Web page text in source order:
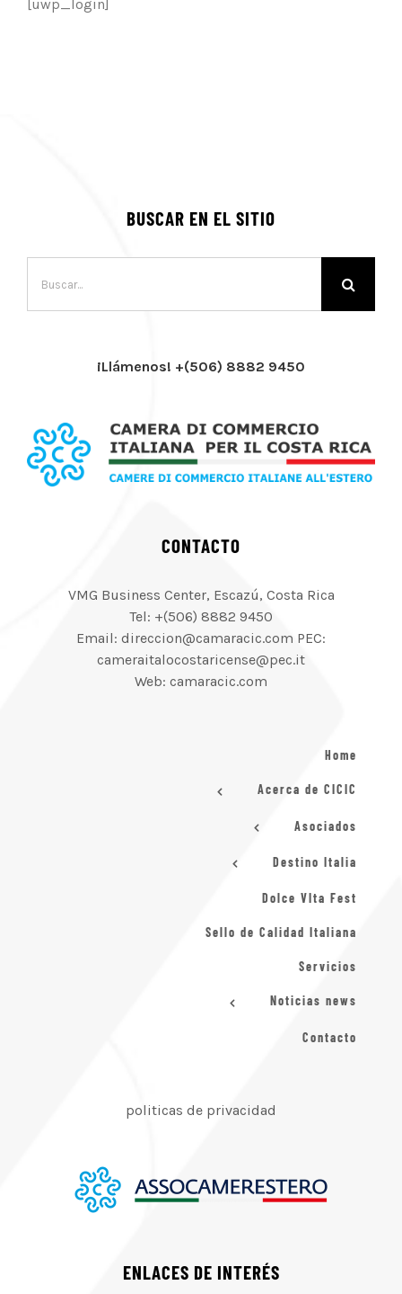
[uwp_login]
BUSCAR EN EL SITIO
¡Llámenos! +(506) 8882 9450
CONTACTO
VMG Business Center, Escazú, Costa Rica
Tel: +(506) 8882 9450
Email: direccion@camaracic.com PEC:
cameraitalocostaricense@pec.it
Web: camaracic.com
Home
Acerca de CICIC
Asociados
Destino Italia
Dolce VIta Fest
Sello de Calidad Italiana
Servicios
Noticias news
Contacto
politicas de privacidad
ENLACES DE INTERÉS